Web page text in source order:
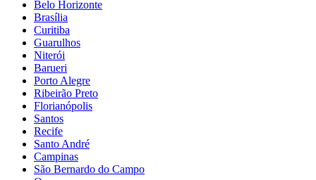
Belo Horizonte
Brasília
Curitiba
Guarulhos
Niterói
Barueri
Porto Alegre
Ribeirão Preto
Florianópolis
Santos
Recife
Santo André
Campinas
São Bernardo do Campo